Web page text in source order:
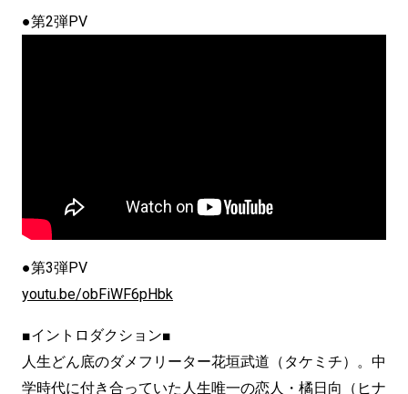
●第2弾PV
●第3弾PV
youtu.be/obFiWF6pHbk
■イントロダクション■
人生どん底のダメフリーター花垣武道（タケミチ）。中
学時代に付き合っていた人生唯一の恋人・橘日向（ヒナ